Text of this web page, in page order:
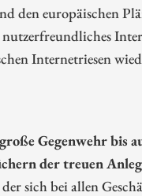
den europäischen
Internetriesen
Gegenwehr bis
der treuen
sich bei allen